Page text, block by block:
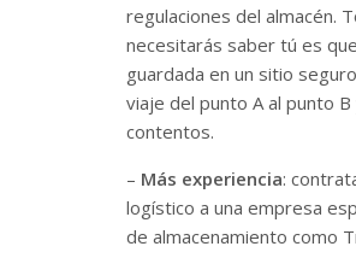
regulaciones del almacén.
necesitarás saber tú es
guardada en un sitio
viaje del punto A al punto
contentos.
– Más experiencia:
logístico a una empresa
de almacenamiento como